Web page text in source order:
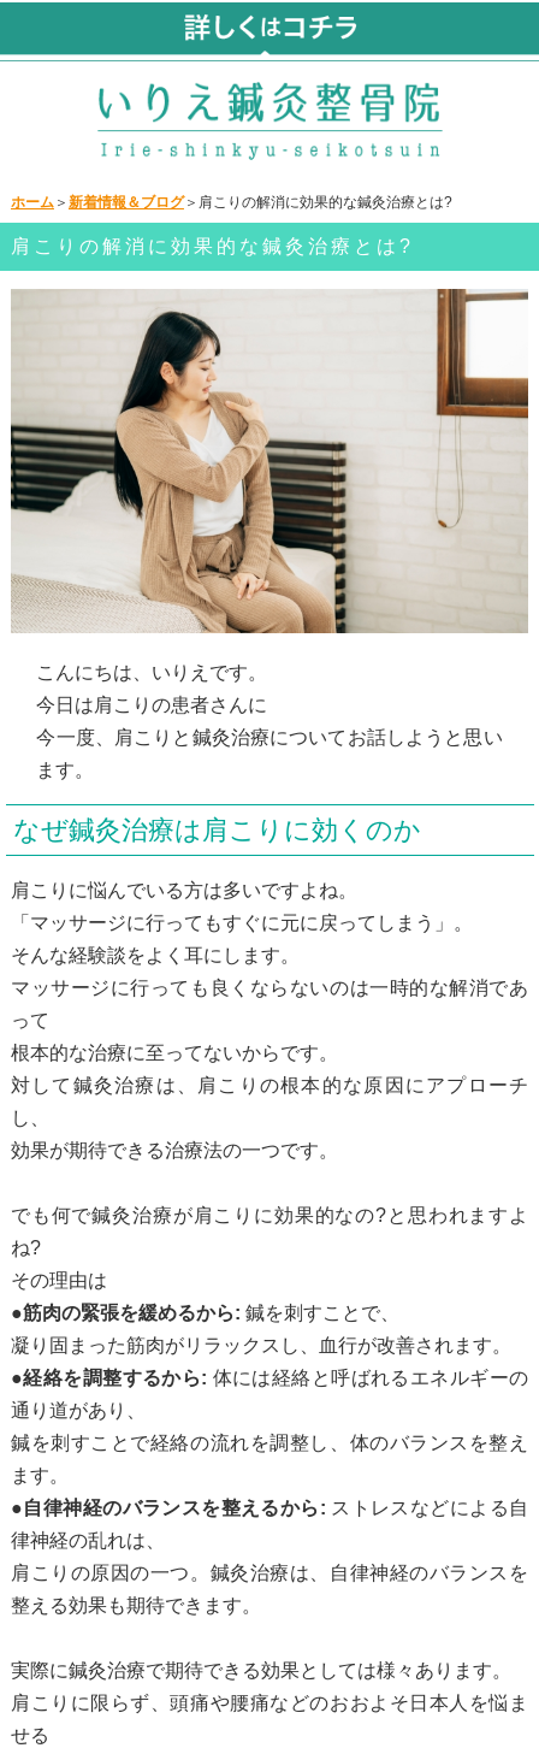
ホーム＞ 新着情報＆ブログ＞肩こりの解消に効果的な鍼灸治療とは?
肩こりの解消に効果的な鍼灸治療とは?
こんにちは、いりえです。
今日は肩こりの患者さんに
今一度、肩こりと鍼灸治療についてお話しようと思い
ます。
なぜ鍼灸治療は肩こりに効くのか
肩こりに悩んでいる方は多いですよね。
「マッサージに行ってもすぐに元に戻ってしまう」。
そんな経験談をよく耳にします。
マッサージに行っても良くならないのは一時的な解消であ
って
根本的な治療に至ってないからです。
対して鍼灸治療は、肩こりの根本的な原因にアプローチ
し、
効果が期待できる治療法の一つです。
でも何で鍼灸治療が肩こりに効果的なの?と思われますよ
ね?
その理由は
●筋肉の緊張を緩めるから: 鍼を刺すことで、
凝り固まった筋肉がリラックスし、血行が改善されます。
●経絡を調整するから: 体には経絡と呼ばれるエネルギーの
通り道があり、
鍼を刺すことで経絡の流れを調整し、体のバランスを整え
ます。
●自律神経のバランスを整えるから: ストレスなどによる自
律神経の乱れは、
肩こりの原因の一つ。鍼灸治療は、自律神経のバランスを
整える効果も期待できます。
実際に鍼灸治療で期待できる効果としては様々あります。
肩こりに限らず、頭痛や腰痛などのおおよそ日本人を悩ま
せる